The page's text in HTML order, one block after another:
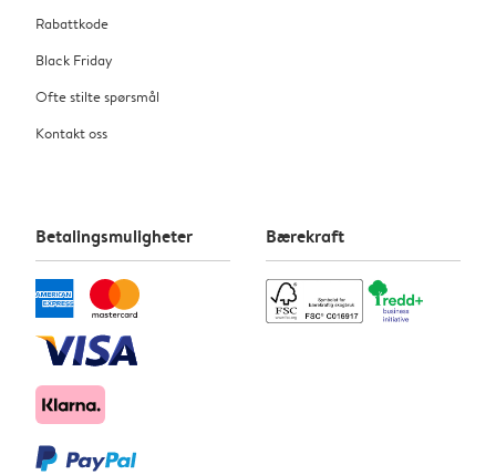
Rabattkode
Black Friday
Ofte stilte spørsmål
Kontakt oss
Betalingsmuligheter Bærekraft